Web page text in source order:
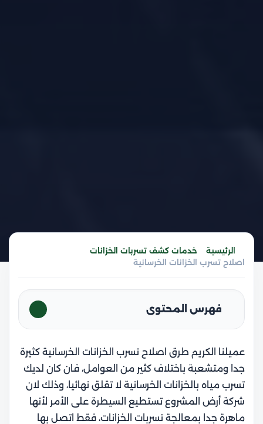
الرئيسية
خدمات كشف تسربات الخزانات
اصلاح تسرب الخزانات الخرسانية
فهرس المحتوى
عميلنا الكريم طرق اصلاح تسرب الخزانات الخرسانية كثيرة
جدا ومتشعبة باختلاف كثير من العوامل، فان كان لديك
تسرب مياه بالخزانات الخرسانية لا تقلق نهائيا، وذلك لان
شركة أرض المشروع تستطيع السيطرة على الأمر لأنها
ماهرة جدا بمعالجة تسربات الخزانات، فقط اتصل بها